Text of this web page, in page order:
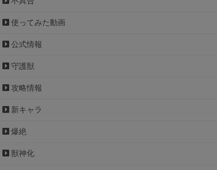
使ってみた動画
公式情報
守護獣
攻略情報
新キャラ
爆絶
獣神化